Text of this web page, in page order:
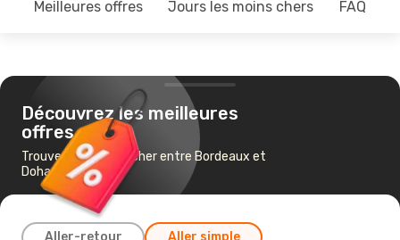
Meilleures offres Jours les moins chers FAQ
Découvrez les meilleures
offres
Trouvez un vol pas cher entre Bordeaux et
Doha
Aller-retour Aller simple